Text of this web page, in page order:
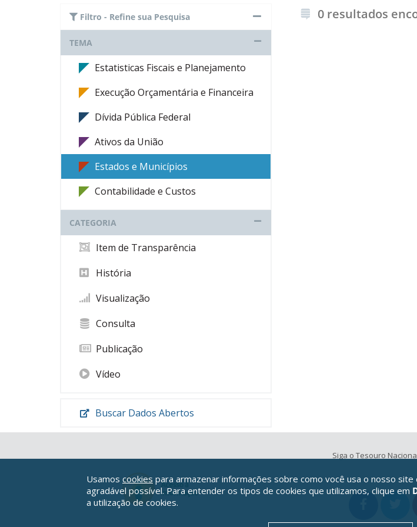
Filtro - Refine sua Pesquisa
TEMA
Estatisticas Fiscais e Planejamento
Execução Orçamentária e Financeira
Dívida Pública Federal
Ativos da União
Estados e Municípios
Contabilidade e Custos
CATEGORIA
Item de Transparência
História
Visualização
Consulta
Publicação
Vídeo
Buscar Dados Abertos
0 resultados
Siga o Tesouro
Usamos cookies para armazenar informações sobre como você usa o nosso
agradável possível. Para entender os tipos de cookies que utilizamos, clique em
a utilização de cookies.